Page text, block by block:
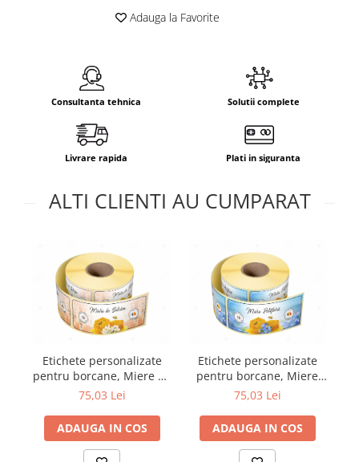
Adauga la Favorite
Consultanta tehnica Solutii complete
Livrare rapida Plati in siguranta
ALTI CLIENTI AU CUMPARAT
Etichete personalizate
pentru borcane, Miere de
salcam, 54x144 mm, 500
75,03 Lei
ADAUGA IN COS
Etichete personalizate
pentru borcane, Miere
poliflora, 54x144 mm, 500
75,03 Lei
ADAUGA IN COS